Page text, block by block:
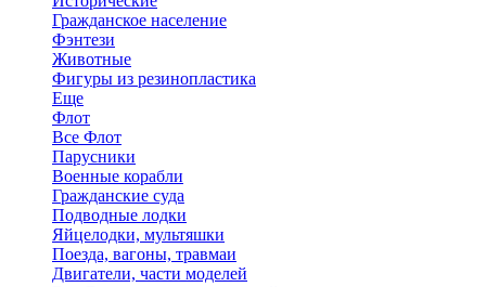
Гражданское население
Фэнтези
Животные
Фигуры из резинопластика
Еще
Флот
Все Флот
Парусники
Военные корабли
Гражданские суда
Подводные лодки
Яйцелодки, мультяшки
Поезда, вагоны, травмаи
Двигатели, части моделей